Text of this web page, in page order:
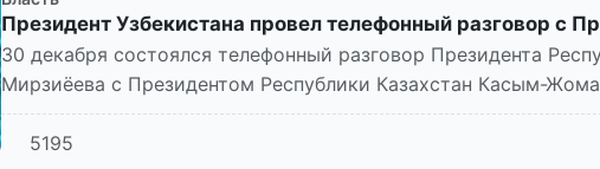
Президент Узбекистана провел телефонный разговор с
30 декабря состоялся телефонный разговор Президента
Мирзиёева с Президентом Республики Казахстан Касым-
5195